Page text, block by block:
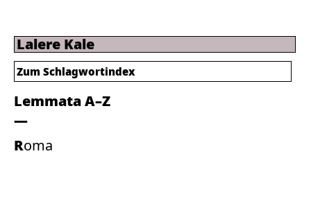
Lalere Kale
Lemmata A–Z
Roma
Zum Schlagwortindex